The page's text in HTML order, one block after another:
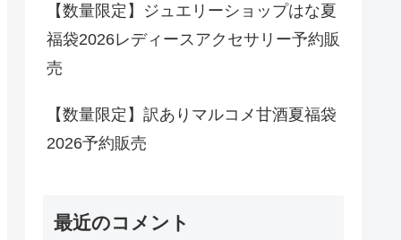
【数量限定】ジュエリーショップはな夏
福袋2026レディースアクセサリー予約販
売
【数量限定】訳ありマルコメ甘酒夏福袋
2026予約販売
最近のコメント